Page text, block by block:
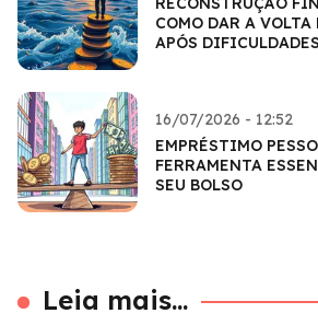
COMO DAR A
APÓS DIFICULDADES
16/07/2026 - 12:52
EMPRÉSTIMO
FERRAMENTA
SEU BOLSO
Leia mais...